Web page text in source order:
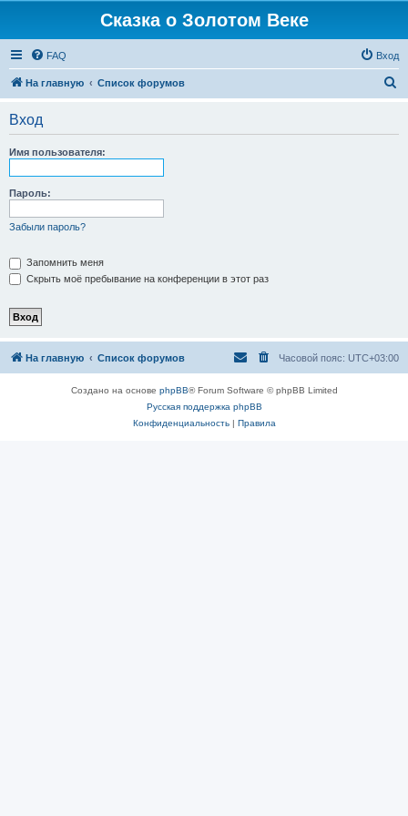
Сказка о Золотом Веке
FAQ Вход
На главную Список форумов
Вход
Имя пользователя:
Пароль:
Забыли пароль?
Запомнить меня
Скрыть моё пребывание на конференции в этот раз
На главную Список форумов Часовой пояс: UTC+03:00
Создано на основе phpBB® Forum Software © phpBB Limited
Русская поддержка phpBB
Конфиденциальность| Правила